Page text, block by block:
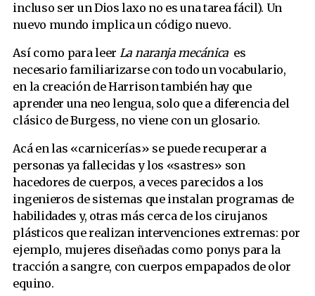
incluso ser un Dios laxo no es una tarea fácil). Un
nuevo mundo implica un código nuevo.
Así como para leer La naranja mecánica es
necesario familiarizarse con todo un vocabulario,
en la creación de Harrison también hay que
aprender una neo lengua, solo que a diferencia del
clásico de Burgess, no viene con un glosario.
Acá en las «carnicerías» se puede recuperar a
personas ya fallecidas y los «sastres» son
hacedores de cuerpos, a veces parecidos a los
ingenieros de sistemas que instalan programas de
habilidades y, otras más cerca de los cirujanos
plásticos que realizan intervenciones extremas: por
ejemplo, mujeres diseñadas como ponys para la
tracción a sangre, con cuerpos empapados de olor
equino.